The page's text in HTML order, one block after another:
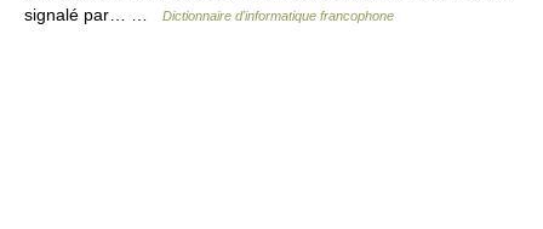
signalé par… …
Dictionnaire d'informatique francophone